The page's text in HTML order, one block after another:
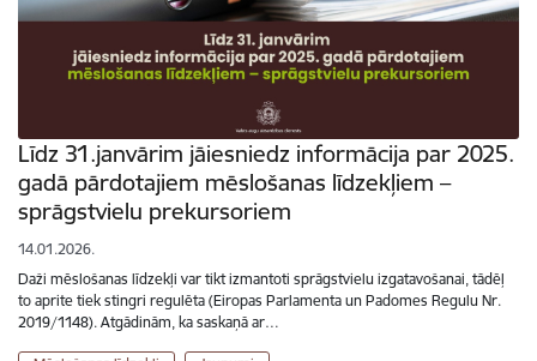
Līdz 31.janvārim jāiesniedz informācija par 2025.
gadā pārdotajiem mēslošanas līdzekļiem –
sprāgstvielu prekursoriem
14.01.2026.
Daži mēslošanas līdzekļi var tikt izmantoti sprāgstvielu izgatavošanai, tādēļ
to aprite tiek stingri regulēta (Eiropas Parlamenta un Padomes Regulu Nr.
2019/1148). Atgādinām, ka saskaņā ar…